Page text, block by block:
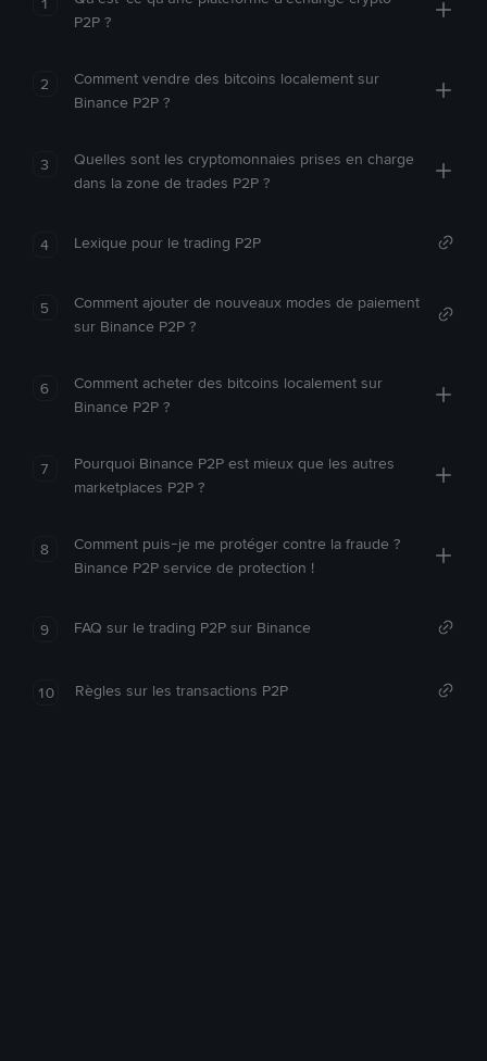
P2P ?
2
Comment vendre des bitcoins localement sur
Binance P2P ?
3
Quelles sont les cryptomonnaies prises en charge
dans la zone de trades P2P ?
4 Lexique pour le trading P2P
5
Comment ajouter de nouveaux modes de paiement
sur Binance P2P ?
6
Comment acheter des bitcoins localement sur
Binance P2P ?
7
Pourquoi Binance P2P est mieux que les autres
marketplaces P2P ?
8
Comment puis-je me protéger contre la fraude ?
Binance P2P service de protection !
9 FAQ sur le trading P2P sur Binance
10 Règles sur les transactions P2P